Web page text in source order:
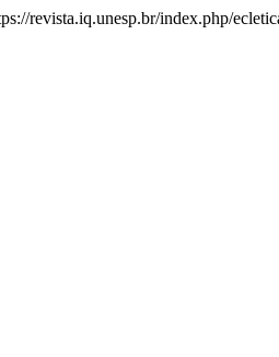
revista.iq.unesp.br/index.php/